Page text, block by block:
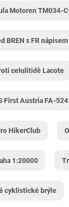
Motoren ‎TM034-
BREN s FR nápisem
celulitidě Lacote
First Austria FA-
HikerClub
1:20000
cyklistické brýle